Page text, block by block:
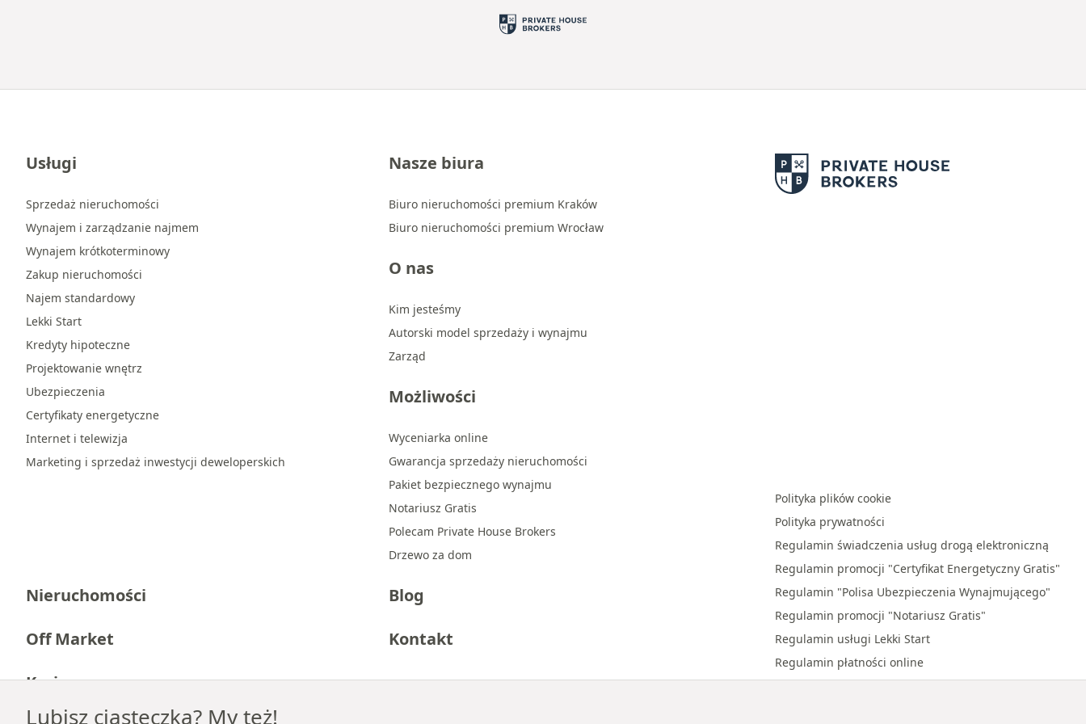
Usługi
Sprzedaż nieruchomości
Wynajem i zarządzanie najmem
Wynajem krótkoterminowy
Zakup nieruchomości
Najem standardowy
Lekki Start
Kredyty hipoteczne
Projektowanie wnętrz
Ubezpieczenia
Certyfikaty energetyczne
Internet i telewizja
Marketing i sprzedaż inwestycji deweloperskich
Nasze biura
Biuro nieruchomości premium Kraków
Biuro nieruchomości premium Wrocław
O nas
Kim jesteśmy
Autorski model sprzedaży i wynajmu
Zarząd
Możliwości
Wyceniarka online
Gwarancja sprzedaży nieruchomości
Pakiet bezpiecznego wynajmu
Notariusz Gratis
Polecam Private House Brokers
Drzewo za dom
Nieruchomości
Off Market
Kariera
Blog
Kontakt
Polityka plików cookie
Polityka prywatności
Regulamin świadczenia usług drogą elektroniczną
Regulamin promocji "Certyfikat Energetyczny Gratis"
Regulamin "Polisa Ubezpieczenia Wynajmującego"
Regulamin promocji "Notariusz Gratis"
Regulamin usługi Lekki Start
Regulamin płatności online
Regulamin promocji "Premia za polecenie"
Lubisz ciasteczka? My też!